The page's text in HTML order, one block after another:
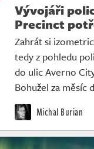
Vývojáři
Precinct
Zahrát si
tedy z pohledu
do ulic Averno
Bohužel za měsíc
Michal Burian